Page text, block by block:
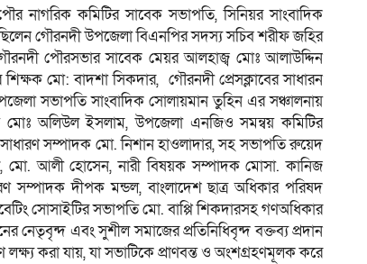
নাগরিক কমিটির সাবেক সভাপতি, সিনিয়র সাংবাদিক
গৌরনদী উপজেলা বিএনপির সদস্য সচিব শরীফ জহির
পৌরসভার সাবেক মেয়র আলহাজ্ব মোঃ আলাউদ্দিন
মো: বাদশা সিকদার, গৌরনদী প্রেসক্লাবের সাধারন
সভাপতি সাংবাদিক সোলায়মান তুহিন এর সঞ্চালনায়
মোঃ অলিউল ইসলাম, উপজেলা এনজিও সমন্বয় কমিটির
সম্পাদক মো. নিশান হাওলাদার, সহ সভাপতি রুয়েদ
মো. আলী হোসেন, নারী বিষয়ক সম্পাদক মোসা. কানিজ
দীপক মন্ডল, বাংলাদেশ ছাত্র অধিকার পরিষদ
সোসাইটির সভাপতি মো. বাপ্পি শিকদারসহ গণঅধিকার
নেতৃবৃন্দ এবং সুশীল সমাজের প্রতিনিধিবৃন্দ বক্তব্য প্রদান
লক্ষ্য করা যায়, যা সভাটিকে প্রাণবন্ত ও অংশগ্রহণমূলক করে